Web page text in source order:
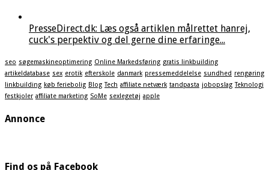
PresseDirect.dk: Læs også artiklen målrettet hanrej,
cuck's perpektiv og del gerne dine erfaringe...
seo søgemaskineoptimering Online Markedsføring gratis linkbuilding
artikeldatabase sex erotik efterskole danmark pressemeddelelse sundhed rengøring
linkbuilding køb feriebolig Blog Tech affiliate netværk tandpasta jobopslag Teknologi
festkjoler affiliate marketing SoMe sexlegetøj apple
Annonce
Find os på Facebook